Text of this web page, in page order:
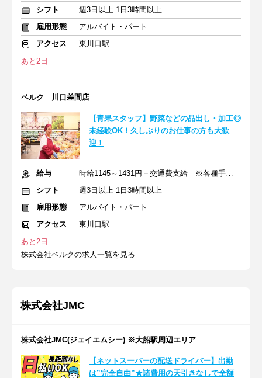
シフト
週3日以上 1日3時間以上
雇用形態
アルバイト・パート
アクセス
東川口駅
あと2日
ベルク 川口差間店
【青果スタッフ】野菜などの品出し・加工◎
未経験OK！久しぶりのお仕事の方も大歓
迎！
給与
時給1145～1431円＋交通費支給 ※各種手当含む
シフト
週3日以上 1日3時間以上
雇用形態
アルバイト・パート
アクセス
東川口駅
あと2日
株式会社ベルクの求人一覧を見る
株式会社JMC
株式会社JMC(ジェイエムシー) ※大船駅周辺エリア
【ネットスーパーの配送ドライバー】出勤
は”完全自由”★諸費用の天引きなしで全額